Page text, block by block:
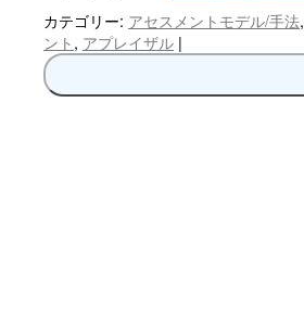
カテゴリー: アセスメントモデル/手法,
ント, アプレイザル |